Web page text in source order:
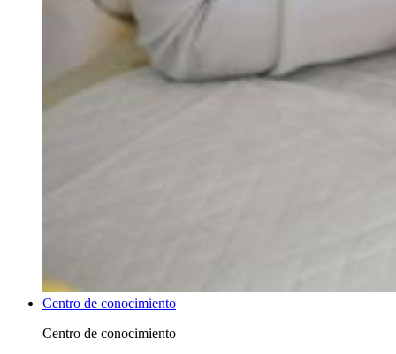
Centro de conocimiento
Centro de conocimiento